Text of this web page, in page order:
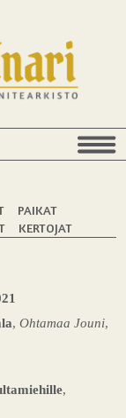
PAIKAT
KERTOJAT
, Ohtamaa Jouni,
,